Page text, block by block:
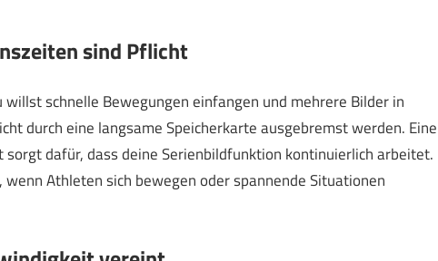
sind Pflicht
schnelle Bewegungen einfangen und mehrere Bilder in
durch eine langsame Speicherkarte ausgebremst werden. Eine
dafür, dass deine Serienbildfunktion kontinuierlich arbeitet.
Athleten sich bewegen oder spannende Situationen